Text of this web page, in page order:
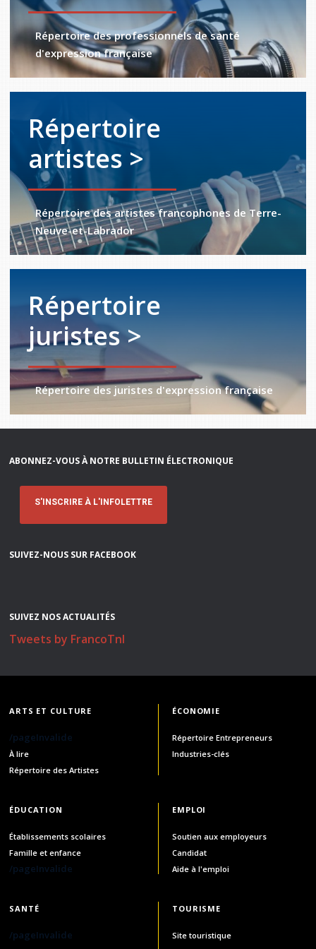
Répertoire des professionnels de santé
d'expression française
Répertoire
artistes >
Répertoire des artistes francophones de Terre-
Neuve-et-Labrador
Répertoire
juristes >
Répertoire des juristes d'expression française
ABONNEZ-VOUS À NOTRE BULLETIN ÉLECTRONIQUE
S'INSCRIRE À L'INFOLETTRE
SUIVEZ-NOUS SUR FACEBOOK
SUIVEZ NOS ACTUALITÉS
Tweets by FrancoTnl
ARTS ET CULTURE
/pageInvalide
À lire
Répertoire des Artistes
ÉCONOMIE
Répertoire Entrepreneurs
Industries-clés
ÉDUCATION
Établissements scolaires
Famille et enfance
/pageInvalide
EMPLOI
Soutien aux employeurs
Candidat
Aide à l'emploi
SANTÉ
/pageInvalide
TOURISME
Site touristique